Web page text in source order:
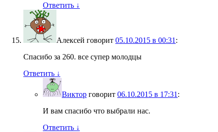
Ответить ↓
Алексей говорит 05.10.2015 в 00:31 :
Спасибо за 260. все супер молодцы
Ответить ↓
Виктор говорит 06.10.2015 в 17:31 :
И вам спасибо что выбрали нас.
Ответить ↓